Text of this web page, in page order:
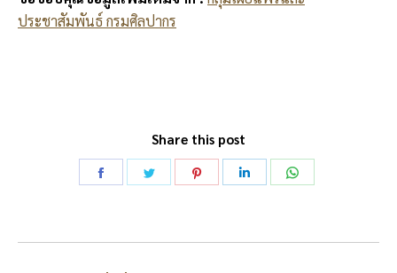
ประชาสัมพันธ์ กรมศิลปากร
Share this post